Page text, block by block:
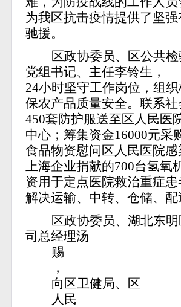
为我区抗击疫情提供了坚
驰援。
区政协委员、区公共
党组书记、主任李铃生，
24小时坚守工作岗位，组
保农产品质量安全。联系
450套防护服送至区人民医
中心；筹集资金16000元采
食品物资慰问区人民医院感
上海企业捐献的700台氢氧
资用于定点医院救治重症
解决运输、中转、仓储、配
区政协委员、湖北东
司总经理汤
赐
，
向区卫健局、区
人民